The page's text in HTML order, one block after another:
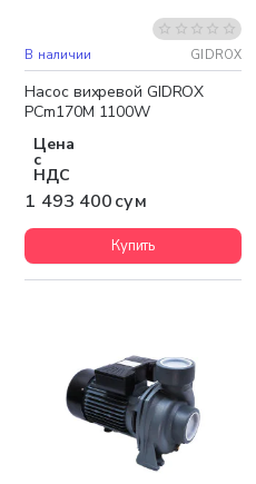
Бесплатная доставка
В наличии GIDROX
Насос вихревой GIDROX
PCm170M 1100W
Цена
с
НДС
1 493 400 сум
Купить